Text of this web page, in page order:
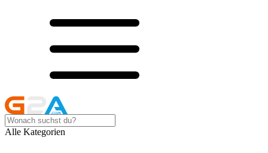
Alle Kategorien